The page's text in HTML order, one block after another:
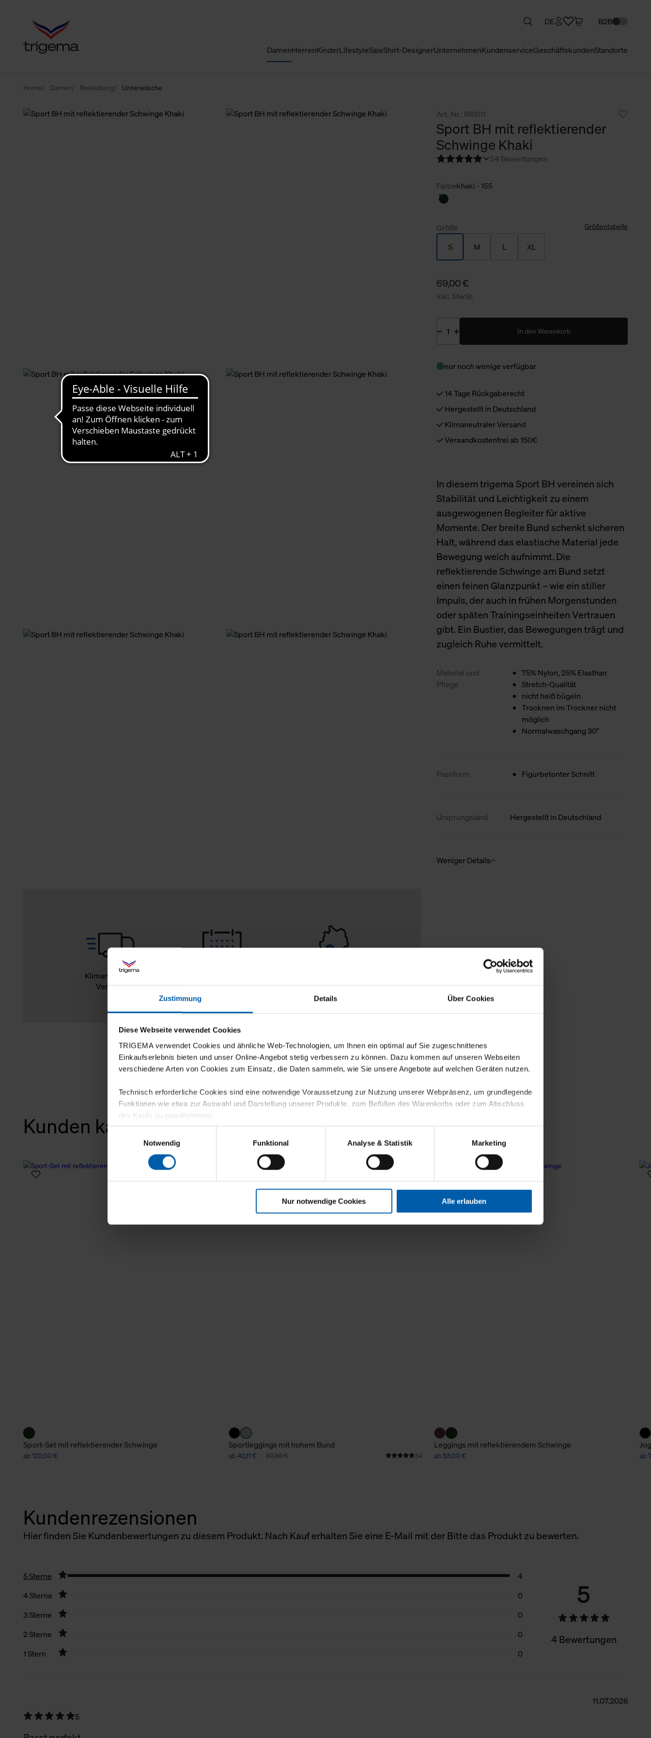
Zustimmung Details Über Cookies
Diese Webseite verwendet Cookies
TRIGEMA verwendet Cookies und ähnliche Web-Technologien, um Ihnen ein optimal auf Sie zugeschnittenes
Einkaufserlebnis bieten und unser Online-Angebot stetig verbessern zu können. Dazu kommen auf unseren Webseiten
verschiedene Arten von Cookies zum Einsatz, die Daten sammeln, wie Sie unsere Angebote auf welchen Geräten nutzen.
Technisch erforderliche Cookies sind eine notwendige Voraussetzung zur Nutzung unserer Webpräsenz, um grundlegende
Funktionen wie etwa zur Auswahl und Darstellung unserer Produkte, zum Befüllen des Warenkorbs oder zum Abschluss
des Kaufs zu gewährleisten.
Für die Darstellung personalisierter Angebote, Anzeigen und Inhalte aufgrund Ihres Nutzerverhaltens und Ihres Profils
sowie für Marketing-, Statistik- und Tracking-Zwecke zur Analyse und Optimierung unserer Webpräsenz speichern wir
personenbezogene Informationen. Diese übermitteln wir in anonymisierter Form an Dritte wie etwa unsere
Klicken Sie auf "Alle erlauben", damit wir alle Cookies und Web-Technologien für Ihr personalisiertes Einkaufserlebnis
verwenden dürfen. Über die jeweiligen Schaltflächen können Sie die Arten der Cookies selbst festlegen, die Sie erlauben
Einwilligungsauswahl
Notwendig
Funktional Analyse & Statistik Marketing
Nur notwendige Cookies Alle erlauben
DamenHerrenKinderLifestyleSaleShirt-DesignerUnternehmenKundenserviceGeschäftskundenStandorte
DE B2B
Home Damen Bekleidung Unterwäsche
Klimaneutraler
Versand
Rückgaberecht
Burladingen
Art. Nr.: 993111
Sport BH mit reflektierender
Schwinge Khaki
54 Bewertungen
Farbekhaki - 155
Größe Größentabelle
S M L XL
69,00 €
inkl. MwSt.
In den Warenkorb
nur noch wenige verfügbar
14 Tage Rückgaberecht
Hergestellt in Deutschland
Klimaneutraler Versand
Versandkostenfrei ab 150€
In diesem trigema Sport BH vereinen sich
Stabilität und Leichtigkeit zu einem
ausgewogenen Begleiter für aktive
Momente. Der breite Bund schenkt sicheren
Halt, während das elastische Material jede
Bewegung weich aufnimmt. Die
reflektierende Schwinge am Bund setzt
einen feinen Glanzpunkt – wie ein stiller
Impuls, der auch in frühen Morgenstunden
oder späten Trainingseinheiten Vertrauen
gibt. Ein Bustier, das Bewegungen trägt und
zugleich Ruhe vermittelt.
Material und
Pflege
75% Nylon, 25% Elasthan
Stretch-Qualität
nicht heiß bügeln
Trocknen im Trockner nicht
möglich
Normalwaschgang 30°
Passform Figurbetonter Schnitt
Ursprungsland Hergestellt in Deutschland
Weniger Details
Kunden kauften auch
Sport-Set mit reflektierender Schwinge
ab 122,00 €
Sportleggings mit hohem Bund
ab 40,11 € 57,30 € 34
Leggings mit reflektierendem Schwinge
ab 53,00 € ab
Kundenrezensionen
Hier finden Sie Kundenbewertungen zu diesem Produkt. Nach Kauf erhalten Sie eine E-Mail mit der Bitte das Produkt zu bewerten.
5
4 Bewertungen
5 Sterne
4
4 Sterne
0
3 Sterne
0
2 Sterne
0
1 Stern
0
11.07.2026
5